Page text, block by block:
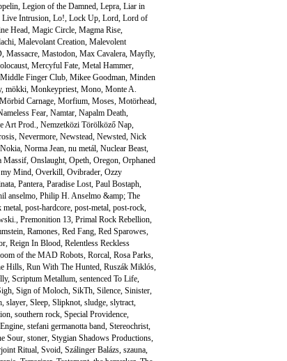
, Legion of the Damned, Lepra, Liar in
Live Intrusion, Lo!, Lock Up, Lord, Lord of
Head, Magic Circle, Magma Rise,
, Malevolant Creation, Malevolent
, Massacre, Mastodon, Max Cavalera, Mayfly,
, Mercyful Fate, Metal Hammer,
Middle Finger Club, Mikee Goodman, Minden
, mökki, Monkeypriest, Mono, Monte A.
Mörbid Carnage, Morfium, Moses, Motörhead,
Fear, Namtar, Napalm Death,
Art Prod., Nemzetközi Törölköző Nap,
, Nevermore, Newstead, Newsted, Nick
Nokia, Norma Jean, nu metál, Nuclear Beast,
Massif, Onslaught, Opeth, Oregon, Orphaned
Mind, Overkill, Ovibrader, Ozzy
, Pantera, Paradise Lost, Paul Bostaph,
anselmo, Philip H. Anselmo &amp; The
metal, post-hardcore, post-metal, post-rock,
, Premonition 13, Primal Rock Rebellion,
, Ramones, Red Fang, Red Sparowes,
, Reign In Blood, Relentless Reckless
of the MAD Robots, Rorcal, Rosa Parks,
Hills, Run With The Hunted, Ruszák Miklós,
, Scriptum Metallum, sentenced To Life,
, Sign of Moloch, SikTh, Silence, Sinister,
, slayer, Sleep, Slipknot, sludge, slytract,
, southern rock, Special Providence,
, stefani germanotta band, Stereochrist,
Sour, stoner, Stygian Shadows Productions,
Ritual, Svoid, Szálinger Balázs, szauna,